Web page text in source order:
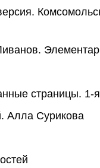
страницы. 1-
Алла Сурикова